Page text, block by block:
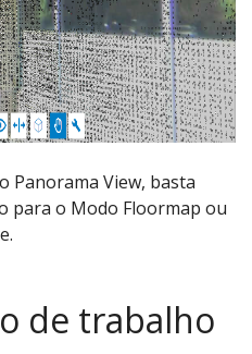
Panorama View, basta
para o Modo Floormap ou
de trabalho